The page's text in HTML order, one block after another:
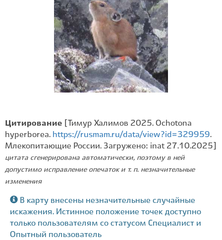
Цитирование
[Тимур Халимов 2025. Ochotona
hyperborea. https://rusmam.ru/data/view?id=329959.
Млекопитающие России. Загружено: inat 27.10.2025]
цитата сгенерирована автоматически, поэтому в ней
допустимо исправление опечаток и т. п. незначительные
изменения
В карту внесены незначительные случайные
искажения. Истинное положение точек доступно
только пользователям со статусом Специалист и
Опытный пользователь